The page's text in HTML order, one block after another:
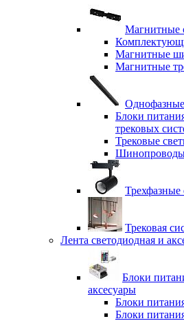
Магнитные
Магнитные
Магнитные
Блоки
трековых
Трековые
Трехфазные
Трековая
Лента светодиодная и
Блоки
аксесуары
Блоки
Блоки